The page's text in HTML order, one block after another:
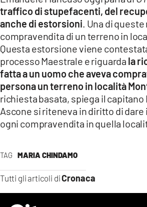
TAG MARIA CHINDAMO
Tutti gli articoli diCronaca
traffico di stupefacenti, del
anche di estorsioni . Una di
compravendita di un terreno in
Questa estorsione viene contestata
processo Maestrale e riguarda la
fatta a un uomo che aveva
persona un terreno in località
richiesta basata, spiega il
Ascone si riteneva in diritto di dare
ogni compravendita in quella